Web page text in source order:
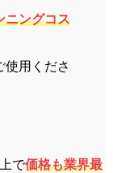
ニングコス
用くださ
で価格も業界最